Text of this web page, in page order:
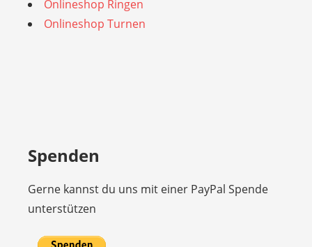
Onlineshop Ringen
Onlineshop Turnen
Spenden
Gerne kannst du uns mit einer PayPal Spende
unterstützen